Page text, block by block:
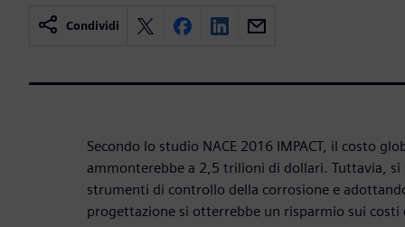
Condividi
Secondo lo studio NACE 2016 IMPACT, il costo
ammonterebbe a 2,5 trilioni di dollari. Tuttavia,
strumenti di controllo della corrosione e
progettazione si otterrebbe un risparmio sui costi